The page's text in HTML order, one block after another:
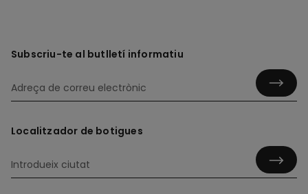
Subscriu-te al butlletí informatiu
Localitzador de botigues